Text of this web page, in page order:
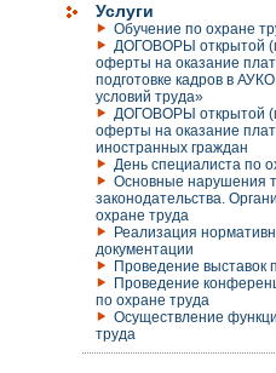
Услуги
Обучение по охране
ДОГОВОРЫ открытой
оферты на оказание
подготовке кадров в
условий труда»
ДОГОВОРЫ открытой
оферты на оказание
иностранных граждан
День специалиста по
Основные нарушения
законодательства.
охране труда
Реализация
документации
Проведение выставок
Проведение
по охране труда
Осуществление
труда